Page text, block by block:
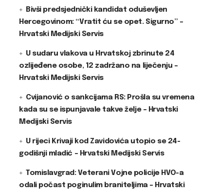
Bivši predsjednički kandidat oduševljen
Hercegovinom: “Vratit ću se opet. Sigurno” –
Hrvatski Medijski Servis
U sudaru vlakova u Hrvatskoj zbrinute 24
ozlijeđene osobe, 12 zadržano na liječenju –
Hrvatski Medijski Servis
Cvijanović o sankcijama RS: Prošla su vremena
kada su se ispunjavale takve želje – Hrvatski
Medijski Servis
U rijeci Krivaji kod Zavidovića utopio se 24-
godišnji mladić – Hrvatski Medijski Servis
Tomislavgrad: Veterani Vojne policije HVO-a
odali počast poginulim braniteljima – Hrvatski